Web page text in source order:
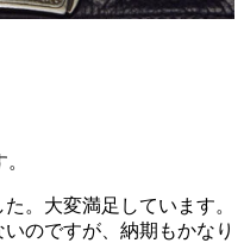
。大変満足しています。
のですが、納期もかなり